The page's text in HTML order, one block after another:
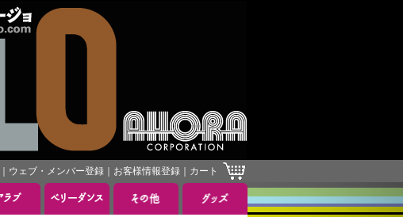
ウェブ・メンバー登録 お客様情報登録 カート